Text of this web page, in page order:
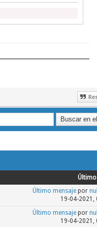
Último mensajepor
19-04-2021,
Último mensajepor
19-04-2021,